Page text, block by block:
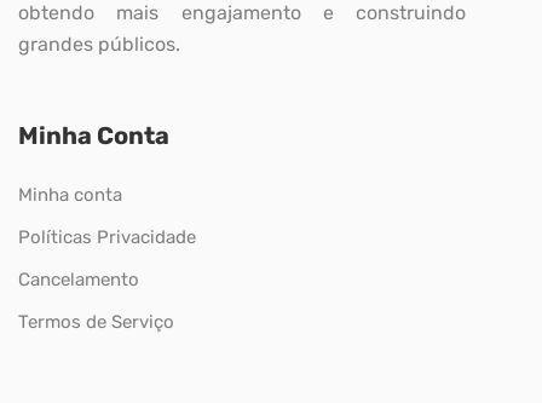
obtendo mais engajamento e construindo
grandes públicos.
Minha Conta
Minha conta
Políticas Privacidade
Cancelamento
Termos de Serviço